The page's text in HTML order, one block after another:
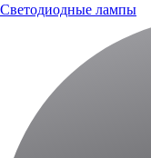
Светодиодные лампы